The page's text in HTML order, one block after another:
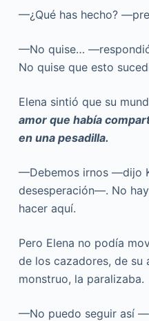
—¿Qué has hecho?
—No quise…
No quise que esto
Elena sintió que su
amor que había
en una pesadilla.
—Debemos irnos —dijo
desesperación—. No
hacer aquí.
Pero Elena no podía
de los cazadores, de su
monstruo, la paralizaba.
—No puedo seguir así